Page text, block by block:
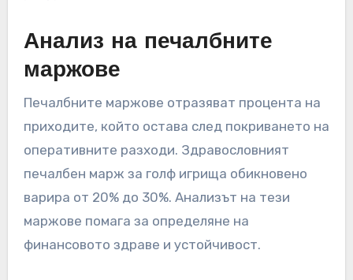
на дупка в Италия е около 10 000 € годишно, и
индикация за неефективност или
необходимост от по-добро управление на
ресурсите.
Анализ на печалбните
маржове
Печалбните маржове отразяват процента на